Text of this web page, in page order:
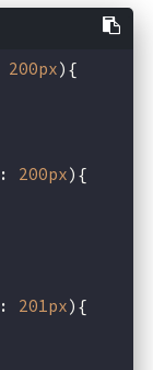
200px){
: 200px){
: 201px){